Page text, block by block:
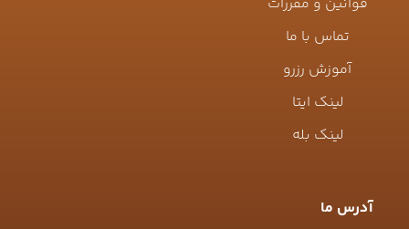
تماس با ما
آموزش رزرو
لینک ایتا
لینک بله
آدرس ما